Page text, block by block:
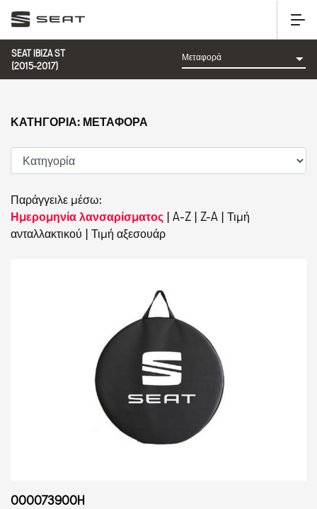
SEAT IBIZA ST
(2015-2017)
Παράγγειλε μέσω:
Ημερομηνία λανσαρίσματος | A-Z | Z-A | Τιμή
ανταλλακτικού | Τιμή αξεσουάρ
000073900H
ΚΑΤΗΓΟΡΊΑ: ΜΕΤΑΦΟΡΆ